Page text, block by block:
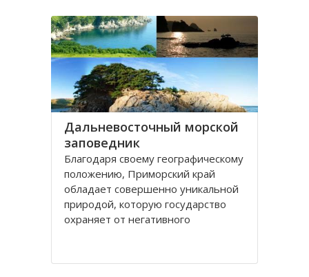
сократилась. Одним из
Дальневосточный морской
заповедник
Благодаря своему географическому
положению, Приморский край
обладает совершенно уникальной
природой, которую государство
охраняет от негативного
природные территории. В числе